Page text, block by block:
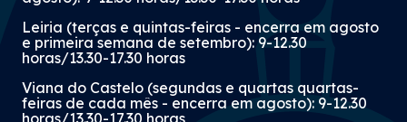
Leiria (terças e quintas-feiras - encerra em agosto
e primeira semana de setembro): 9-12.30
horas/13.30-17.30 horas
Viana do Castelo (segundas e quartas quartas-
feiras de cada mês - encerra em agosto): 9-12.30
horas/13.30-17.30 horas